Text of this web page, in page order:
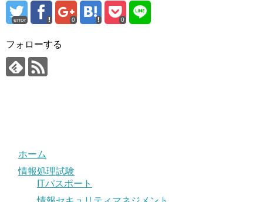
error 0 0
フォローする
ホーム
情報処理試験
ITパスポート